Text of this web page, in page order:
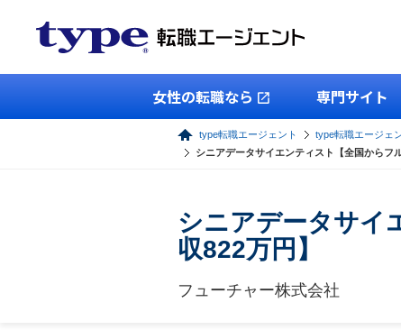
女性の転職なら 専門サイト
type転職エージェント type転職エージェ
シニアデータサイエンティスト【全国からフ
シニアデータサイ
収822万円】
フューチャー株式会社